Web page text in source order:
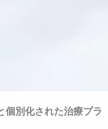
個別化された治療プラ